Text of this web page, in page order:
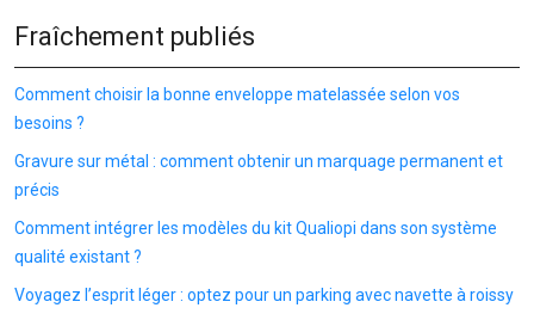
Fraîchement publiés
Comment choisir la bonne enveloppe matelassée selon vos
besoins ?
Gravure sur métal : comment obtenir un marquage permanent et
précis
Comment intégrer les modèles du kit Qualiopi dans son système
qualité existant ?
Voyagez l’esprit léger : optez pour un parking avec navette à roissy